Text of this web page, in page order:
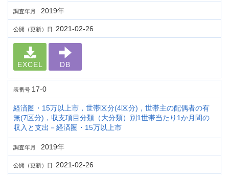
調査年月 2019年
公開（更新）日 2021-02-26
EXCEL DB
表番号 17-0
経済圏・15万以上市，世帯区分(4区分)，世帯主の配偶者の有
無(7区分)，収支項目分類（大分類）別1世帯当たり1か月間の
収入と支出－経済圏・15万以上市
調査年月 2019年
公開（更新）日 2021-02-26